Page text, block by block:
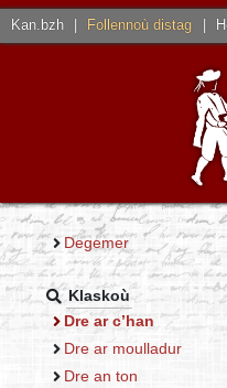
Kan.bzh Follennoù distag
Degemer
Klaskoù
Dre ar c’han
Dre ar moulladur
Dre an ton